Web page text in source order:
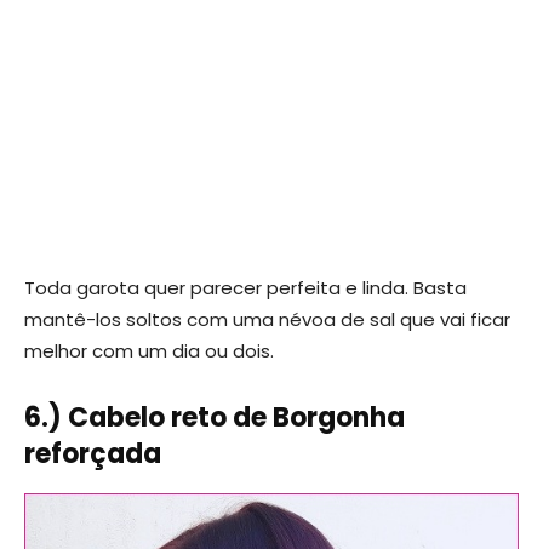
Toda garota quer parecer perfeita e linda. Basta
mantê-los soltos com uma névoa de sal que vai ficar
melhor com um dia ou dois.
6.) Cabelo reto de Borgonha
reforçada